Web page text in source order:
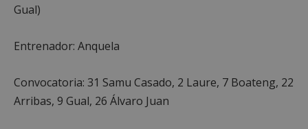
Gual)
Entrenador: Anquela
Convocatoria: 31 Samu Casado, 2 Laure, 7 Boateng, 22
Arribas, 9 Gual, 26 Álvaro Juan